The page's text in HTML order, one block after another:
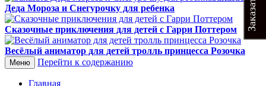
для всй семьи. Заказать тамаду на свадьбу или юбилей
Деда Мороза и Снегурочку для ребенка
Сказочные приключения для детей с Гарри Поттером
Весёлый аниматор для детей тролль принцесса Розочка
Меню Перейти к содержанию
Главная